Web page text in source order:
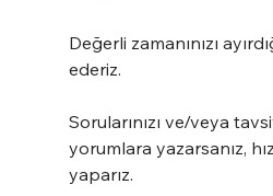
Değerli zamanınızı
ederiz.
Sorularınızı ve/veya
yorumlara yazarsanız,
yaparız.